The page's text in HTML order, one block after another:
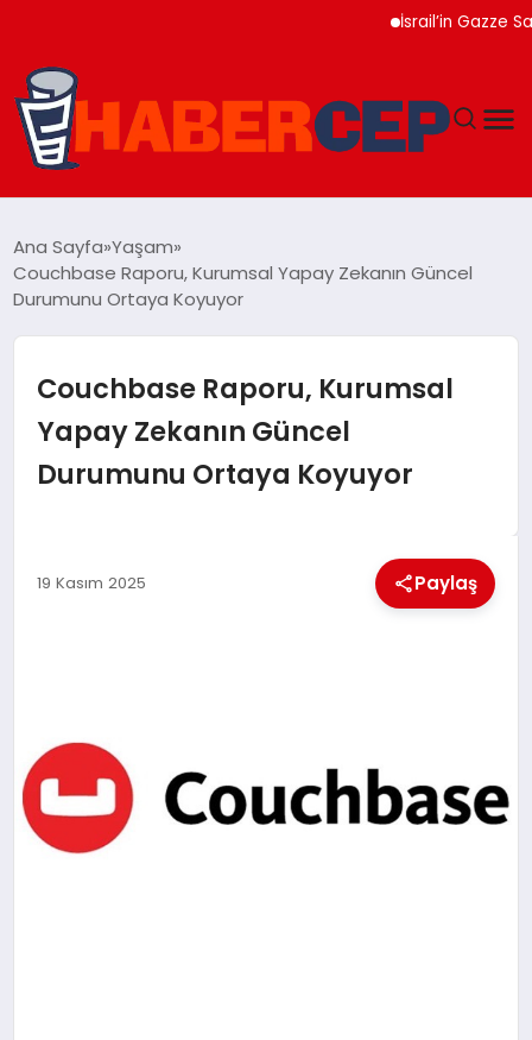
İsrail’in Gazze
SOSYAL MEDYA
Ana Sayfa Yaşam
Couchbase Raporu, Kurumsal Yapay Zekanın Güncel
Durumunu Ortaya Koyuyor
Couchbase Raporu, Kurumsal
Yapay Zekanın Güncel
Durumunu Ortaya Koyuyor
19 Kasım 2025 Paylaş